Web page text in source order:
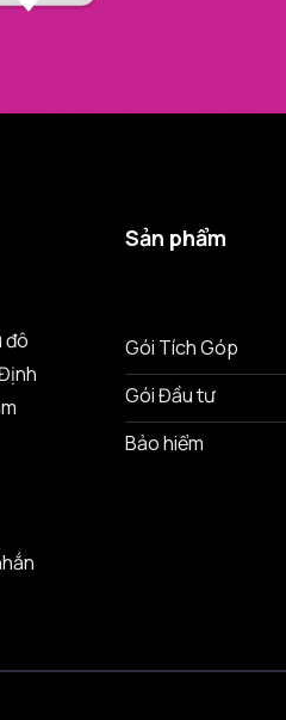
đô
Sản phẩm
Gói Tích Góp
Gói Đầu tư
Bảo hiểm